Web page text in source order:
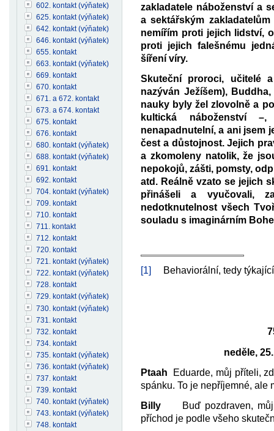
zakladatele náboženství a
a sektářským
nemířím proti jejich lidství,
proti jejich falešnému
šíření víry.
Skuteční proroci, učitelé
nazýván Ježíšem),
nauky byly žel zlovolně a
kultická náboženství
nenapadnutelní, a ani jsem
čest a důstojnost. Jejich
a zkomoleny natolik, že
nepokojů, zášti, pomsty,
atd. Reálně vzato se jejich
přinášeli a vyučovali,
nedotknutelnost všech
souladu s imaginárním
[1] Behaviorální, tedy týkající
neděle,
Ptaah Eduarde, můj příteli,
spánku. To je nepříjemné, ale
Billy Buď pozdraven, můj
příchod je podle všeho
602. kontakt (výňatek)
625. kontakt (výňatek)
642. kontakt (výňatek)
646. kontakt (výňatek)
655. kontakt
663. kontakt (výňatek)
669. kontakt
670. kontakt
671. a 672. kontakt
673. a 674. kontakt
675. kontakt
676. kontakt
680. kontakt (výňatek)
688. kontakt (výňatek)
691. kontakt
692. kontakt
704. kontakt (výňatek)
709. kontakt
710. kontakt
711. kontakt
712. kontakt
720. kontakt
721. kontakt (výňatek)
722. kontakt (výňatek)
728. kontakt
729. kontakt (výňatek)
730. kontakt (výňatek)
731. kontakt
732. kontakt
734. kontakt
735. kontakt (výňatek)
736. kontakt (výňatek)
737. kontakt
739. kontakt
740. kontakt (výňatek)
743. kontakt (výňatek)
748. kontakt